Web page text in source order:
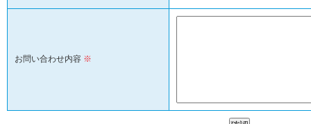
お問い合わせ内容 ※